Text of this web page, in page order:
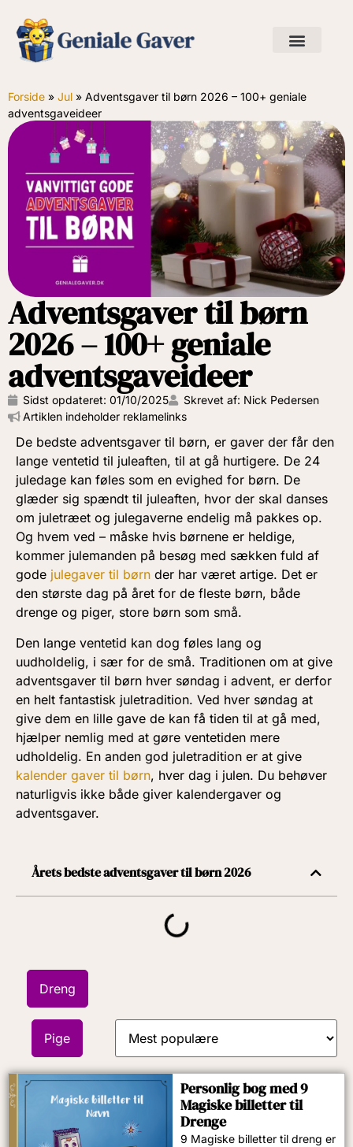
Forside » Jul » Adventsgaver til børn 2026 – 100+ geniale
adventsgaveideer
Adventsgaver til børn
2026 – 100+ geniale
adventsgaveideer
Sidst opdateret: 01/10/2025
Skrevet af: Nick Pedersen
Artiklen indeholder reklamelinks
De bedste adventsgaver til børn, er gaver der får den
lange ventetid til juleaften, til at gå hurtigere. De 24
juledage kan føles som en evighed for børn. De
glæder sig spændt til juleaften, hvor der skal danses
om juletræet og julegaverne endelig må pakkes op.
Og hvem ved – måske hvis børnene er heldige,
kommer julemanden på besøg med sækken fuld af
gode julegaver til børn der har været artige. Det er
den største dag på året for de fleste børn, både
drenge og piger, store børn som små.
Den lange ventetid kan dog føles lang og
uudholdelig, i sær for de små. Traditionen om at give
adventsgaver til børn hver søndag i advent, er derfor
en helt fantastisk juletradition. Ved hver søndag at
give dem en lille gave de kan få tiden til at gå med,
hjælper nemlig med at gøre ventetiden mere
udholdelig. En anden god juletradition er at give
kalender gaver til børn, hver dag i julen. Du behøver
naturligvis ikke både giver kalendergaver og
adventsgaver.
Årets bedste adventsgaver til børn 2026
Dreng
Pige
Personlig bog med 9
Magiske billetter til
Drenge
9 Magiske billetter til dreng er